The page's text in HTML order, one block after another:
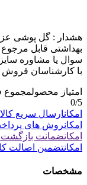
هشدار : گل پوشی
بهداشتی قابل
سوال یا مشاوره
با کارشناسان فروش
امتیاز محصولمجموع
0/5
امکانارسال سریع کالا
امکانروش های
امکانضمانت
امکانتضمین اصالت
مشخصات